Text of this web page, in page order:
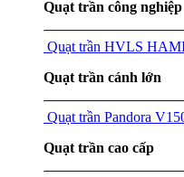
Quạt trần công nghiệp
Quạt trần HVLS
Quạt trần cánh lớn
Quạt trần Pandora
Quạt trần cao cấp